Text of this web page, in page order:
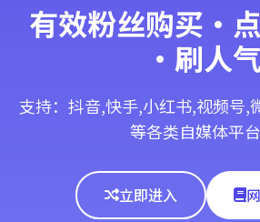
有效粉丝购买·
·刷人气
支持：抖音,快手,小红书,视频号,
等各类自媒体平台
立即进入